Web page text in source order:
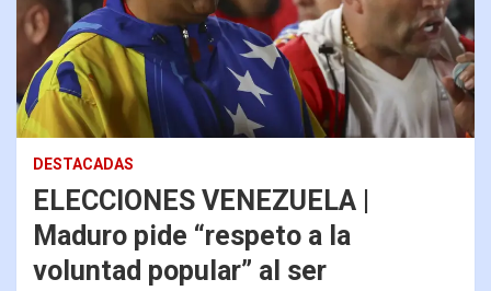
DESTACADAS
ELECCIONES VENEZUELA |
Maduro pide “respeto a la
voluntad popular” al ser